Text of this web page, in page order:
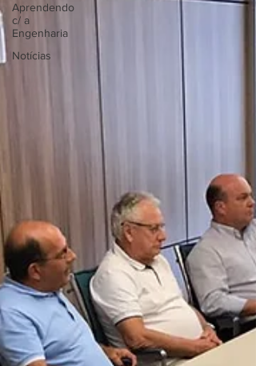
Aprendendo
c/ a
Engenharia
Notícias